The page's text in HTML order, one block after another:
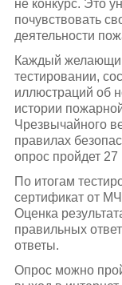
не конкурс. Это
почувствовать
деятельности
Каждый
тестировании,
иллюстраций об
истории
Чрезвычайного
правилах
опрос пройдет
По итогам
сертификат от
Оценка
правильных
ответы.
Опрос можно